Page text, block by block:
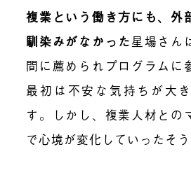
複業という働き方にも、外
馴染みがなかった星場さん
間に薦められプログラムに
最初は不安な気持ちが大
す。しかし、複業人材との
で心境が変化していったそう